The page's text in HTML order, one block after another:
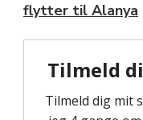
flytter til Alanya